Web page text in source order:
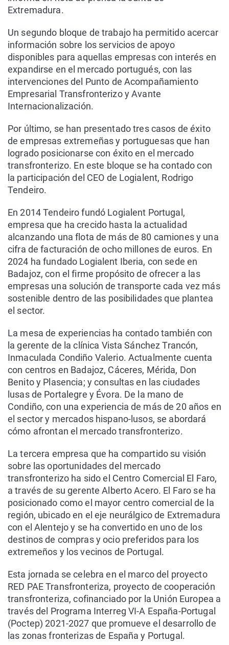
Extremadura.
Un segundo bloque de trabajo ha permitido acercar
información sobre los servicios de apoyo
disponibles para aquellas empresas con interés en
expandirse en el mercado portugués, con las
intervenciones del Punto de Acompañamiento
Empresarial Transfronterizo y Avante
Internacionalización.
Por último, se han presentado tres casos de éxito
de empresas extremeñas y portuguesas que han
logrado posicionarse con éxito en el mercado
transfronterizo. En este bloque se ha contado con
la participación del CEO de Logialent, Rodrigo
Tendeiro.
En 2014 Tendeiro fundó Logialent Portugal,
empresa que ha crecido hasta la actualidad
alcanzando una flota de más de 80 camiones y una
cifra de facturación de ocho millones de euros. En
2024 ha fundado Logialent Iberia, con sede en
Badajoz, con el firme propósito de ofrecer a las
empresas una solución de transporte cada vez más
sostenible dentro de las posibilidades que plantea
el sector.
La mesa de experiencias ha contado también con
la gerente de la clínica Vista Sánchez Trancón,
Inmaculada Condiño Valerio. Actualmente cuenta
con centros en Badajoz, Cáceres, Mérida, Don
Benito y Plasencia; y consultas en las ciudades
lusas de Portalegre y Évora. De la mano de
Condiño, con una experiencia de más de 20 años en
el sector y mercados hispano-lusos, se abordará
cómo afrontan el mercado transfronterizo.
La tercera empresa que ha compartido su visión
sobre las oportunidades del mercado
transfronterizo ha sido el Centro Comercial El Faro,
a través de su gerente Alberto Acero. El Faro se ha
posicionado como el mayor centro comercial de la
región, ubicado en el eje neurálgico de Extremadura
con el Alentejo y se ha convertido en uno de los
destinos de compras y ocio preferidos para los
extremeños y los vecinos de Portugal.
Esta jornada se celebra en el marco del proyecto
RED PAE Transfronteriza, proyecto de cooperación
transfronteriza, cofinanciado por la Unión Europea a
través del Programa Interreg VI-A España-Portugal
(Poctep) 2021-2027 que promueve el desarrollo de
las zonas fronterizas de España y Portugal.